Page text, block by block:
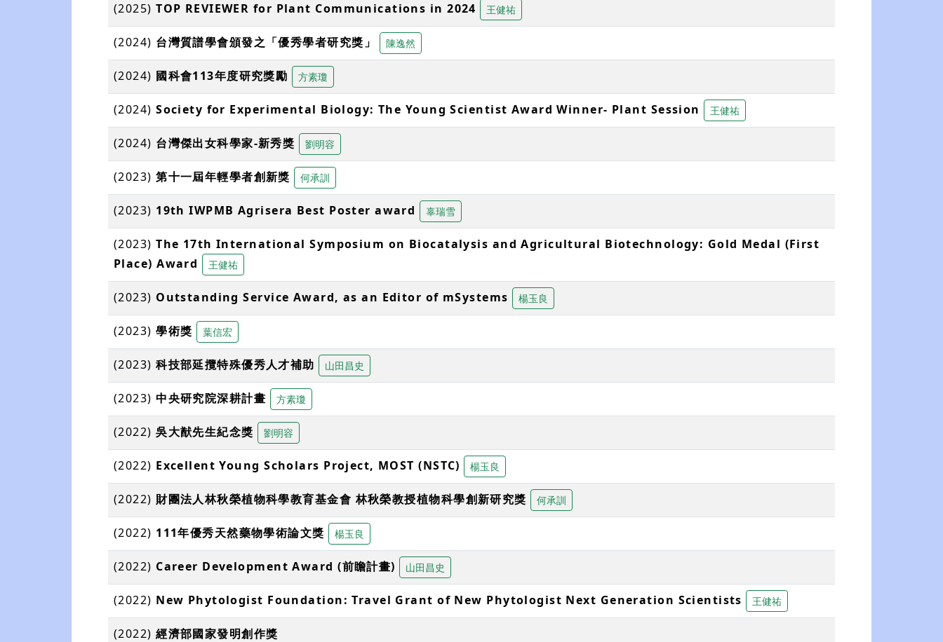
(2025)TOP REVIEWER for Plant Communications in 2024 王健祐
(2024) 台灣質譜學會頒發之「優秀學者研究獎」 陳逸然
(2024) 國科會113年度研究獎勵 方素瓊
(2024)Society for Experimental Biology: The Young Scientist Award Winner- Plant Session 王健祐
(2024) 台灣傑出女科學家-新秀獎 劉明容
(2023)第十一屆年輕學者創新獎 何承訓
(2023) 19th IWPMB Agrisera Best Poster award 辜瑞雪
(2023)The 17th International Symposium on Biocatalysis and Agricultural Biotechnology: Gold Medal (First
Place) Award
王健祐
(2023) Outstanding Service Award, as an Editor of mSystems 楊玉良
(2023)學術獎 葉信宏
(2023)科技部延攬特殊優秀⼈才補助 山田昌史
(2023)中央研究院深耕計畫 方素瓊
(2022)吳大猷先生紀念獎 劉明容
(2022) Excellent Young Scholars Project, MOST (NSTC) 楊玉良
(2022) 財團法人林秋榮植物科學教育基金會 林秋榮教授植物科學創新研究獎 何承訓
(2022) 111年優秀天然藥物學術論文獎 楊玉良
(2022) Career Development Award (前瞻計畫) 山田昌史
(2022) New Phytologist Foundation: Travel Grant of New Phytologist Next Generation Scientists 王健祐
(2022)經濟部國家發明創作獎